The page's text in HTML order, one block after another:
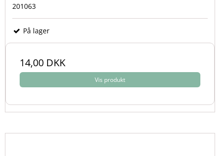
201063
På lager
14,00 DKK
Vis produkt